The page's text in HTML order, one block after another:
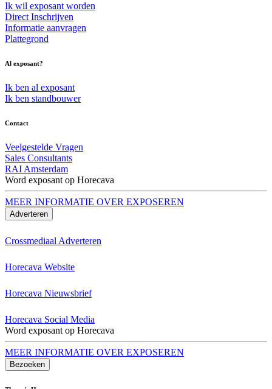
Ik wil exposant worden
Direct Inschrijven
Informatie aanvragen
Plattegrond
Al exposant?
Ik ben al exposant
Ik ben standbouwer
Contact
Veelgestelde Vragen
Sales Consultants
RAI Amsterdam
Word exposant op Horecava
MEER INFORMATIE OVER EXPOSEREN
Adverteren
Crossmediaal Adverteren
Horecava Website
Horecava Nieuwsbrief
Horecava Social Media
Word exposant op Horecava
MEER INFORMATIE OVER EXPOSEREN
Bezoeken